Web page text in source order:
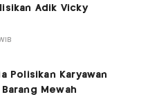
Adik Vicky
Polisikan Karyawan
Mewah